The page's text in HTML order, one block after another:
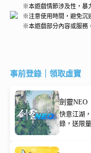
※本遊戲情節涉及性，暴
※注意使用時間，避免沉
※本遊戲部分內容或服務
事前登錄｜領取虛寶
劍靈NEO
快意江湖
錄，送限